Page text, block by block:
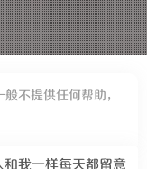
不提供任何帮助，
我一样每天都留意